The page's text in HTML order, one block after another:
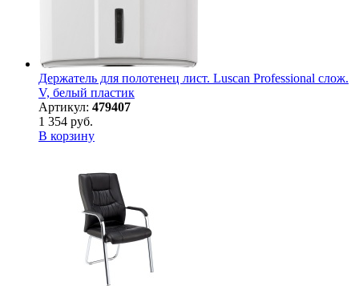
Держатель для полотенец лист. Luscan Professional слож.
V, белый пластик
Артикул: 479407
1 354 руб.
В корзину